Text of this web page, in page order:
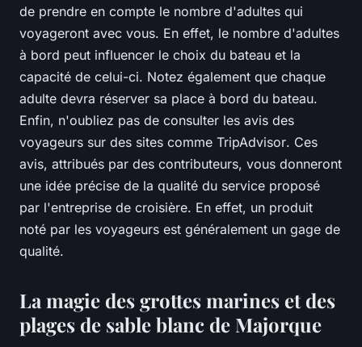
de prendre en compte le nombre d'adultes qui
voyageront avec vous. En effet, le nombre d'adultes
à bord peut influencer le choix du bateau et la
capacité de celui-ci. Notez également que chaque
adulte devra réserver sa place à bord du bateau.
Enfin, n'oubliez pas de consulter les avis des
voyageurs sur des sites comme TripAdvisor. Ces
avis, attribués par des contributeurs, vous donneront
une idée précise de la qualité du service proposé
par l'entreprise de croisière. En effet, un produit
noté par les voyageurs est généralement un gage de
qualité.
La magie des grottes marines et des
plages de sable blanc de Majorque